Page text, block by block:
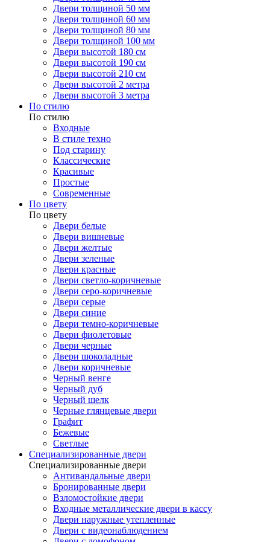
Двери толщиной 50 мм
Двери толщиной 60 мм
Двери толщиной 80 мм
Двери толщиной 100 мм
Двери высотой 180 см
Двери высотой 190 см
Двери высотой 210 см
Двери высотой 2 метра
Двери высотой 3 метра
По стилю
По стилю
Входные
В стиле техно
Под старину
Классические
Красивые
Простые
Современные
По цвету
По цвету
Двери белые
Двери вишневые
Двери желтые
Двери зеленые
Двери красные
Двери светло-коричневые
Двери серо-коричневые
Двери серые
Двери синие
Двери темно-коричневые
Двери фиолетовые
Двери черные
Двери шоколадные
Двери коричневые
Черный венге
Черный дуб
Черный шелк
Черные глянцевые двери
Графит
Бежевые
Светлые
Специализированные двери
Специализированные двери
Антивандальные двери
Бронированные двери
Взломостойкие двери
Входные металлические двери в кассу
Двери наружные утепленные
Двери с видеонаблюдением